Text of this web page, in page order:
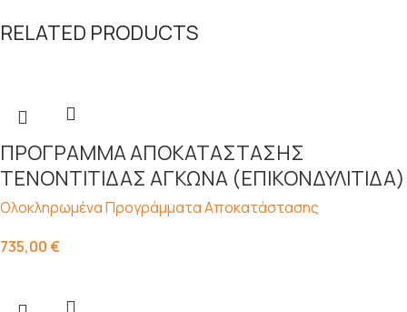
RELATED PRODUCTS
ΠΡΟΓΡΑΜΜΑ ΑΠΟΚΑΤΑΣΤΑΣΗΣ
ΤΕΝΟΝΤΙΤΙΔΑΣ ΑΓΚΩΝΑ (ΕΠΙΚΟΝΔΥΛΙΤΙΔΑ)
Ολοκληρωμένα Προγράμματα Αποκατάστασης
735,00€